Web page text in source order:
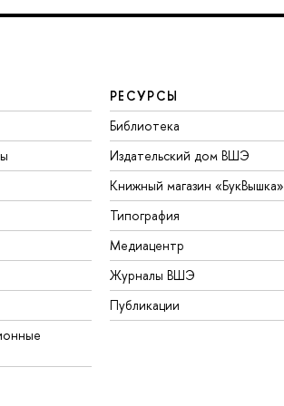
РЕСУРСЫ
Библиотека
Издательский дом ВШЭ
Книжный магазин «БукВышка»
Типография
Медиацентр
Журналы ВШЭ
Публикации